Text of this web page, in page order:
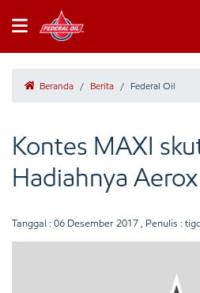
Beranda / Berita / Federal Oil
Kontes MAXI
Hadiahnya Aerox
Tanggal : 06 Desember 2017 , Penulis :